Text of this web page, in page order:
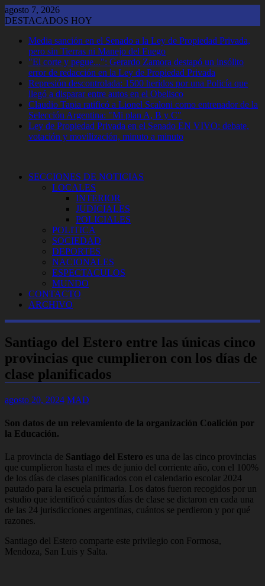
Saltar
al
agosto 7, 2026
DESTACADOS HOY
Media sanción en el Senado a la Ley de Propiedad Privada,
pero sin Tierras ni Manejo del Fuego
"El corte y pegue...": Gerardo Zamora destapó un insólito
error de redacción en la Ley de Propiedad Privada
Represión descontrolada: 1500 heridos por una Policía que
llegó a disparar entre autos en el Obelisco
Claudio Tapia ratificó a Lionel Scaloni como entrenador de la
Selección Argentina: "Mi plan A, B y C"
Ley de Propiedad Privada en el Senado EN VIVO: debate,
votación y movilización, minuto a minuto
SECCIONES DE NOTICIAS
LOCALES
INTERIOR
JUDICIALES
POLICIALES
POLITICA
SOCIEDAD
DEPORTES
NACIONALES
ESPECTACULOS
MUNDO
CONTACTO
ARCHIVO
Santiago del Estero entre las únicas cinco
provincias que cumplieron con los días de
clase planificados
agosto 20, 2024 MAD
Son datos de un relevamiento de la organización Coalición por
la Educación.
La provincia de Santiago del Estero es una de las cinco provincias
que cumplieron hasta el mes de junio del corriente año, con el 100%
de los días de clases planificados con el calendario escolar 2024
pautado para la escuela primaria. Los datos fueron recogidos por un
estudio que identificó cuántos días de clase se dictaron en cada una
de las 24 jurisdicciones argentinas, cuántos se perdieron y por qué
razones.
Santiago del Estero comparte este privilegio con Formosa,
Mendoza, San Luis y Salta.